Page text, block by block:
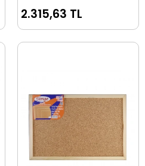
2.315,63 TL